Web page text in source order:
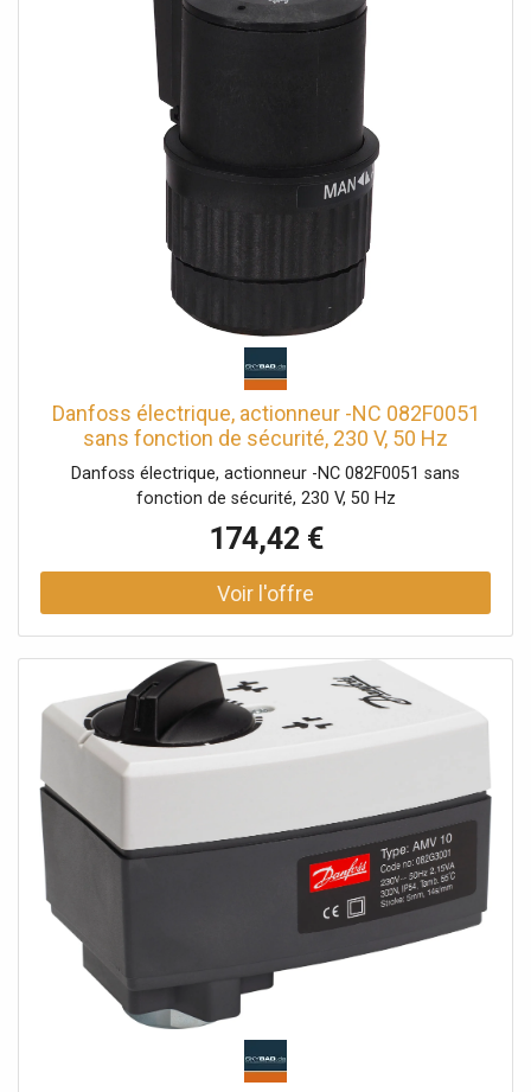
Danfoss électrique, actionneur -NC 082F0051
sans fonction de sécurité, 230 V, 50 Hz
Danfoss électrique, actionneur -NC 082F0051 sans
fonction de sécurité, 230 V, 50 Hz
174,42 €